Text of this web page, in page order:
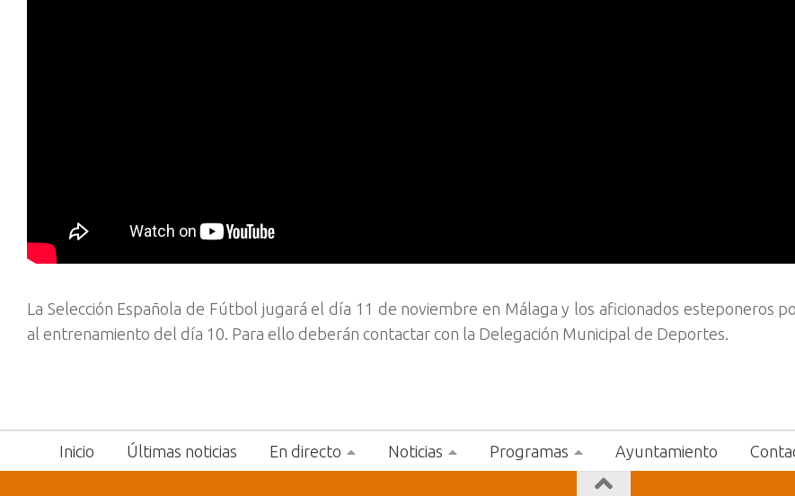
La Selección Española de Fútbol jugará el día 11 de noviembre en Málaga y los aficionados esteponeros
al entrenamiento del día 10. Para ello deberán contactar con la Delegación Municipal de Deportes.
Inicio Últimas noticias En directo Noticias Programas Ayuntamiento